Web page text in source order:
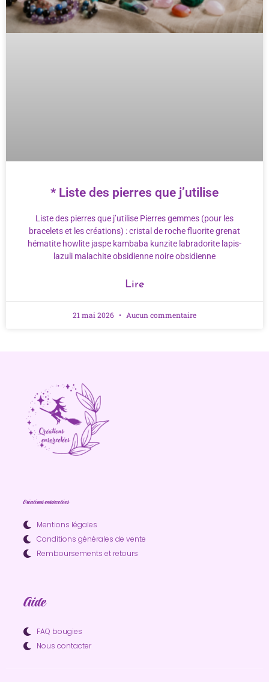
* Liste des pierres que j’utilise
Liste des pierres que j’utilise Pierres gemmes (pour les
bracelets et les créations) : cristal de roche fluorite grenat
hématite howlite jaspe kambaba kunzite labradorite lapis-
lazuli malachite obsidienne noire obsidienne
Lire
21 mai 2026 Aucun commentaire
Créations ensorcelées
Mentions légales
Conditions générales de vente
Remboursements et retours
Aide
FAQ bougies
Nous contacter